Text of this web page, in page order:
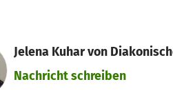
Jelena Kuhar von
Nachricht schreiben